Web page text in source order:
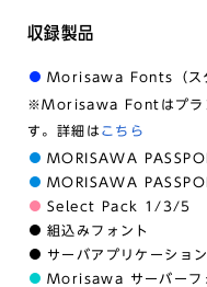
収録製品
Morisawa Fonts（スタ
※Morisawa Fontはプラ
す。詳細は こちら
MORISAWA
MORISAWA
Select Pack 1/3/5
組込みフォント
サーバアプリケーショ
Morisawa サーバーフ